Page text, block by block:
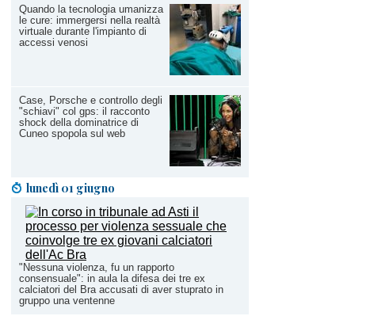
Quando la tecnologia umanizza
le cure: immergersi nella realtà
virtuale durante l'impianto di
accessi venosi
Case, Porsche e controllo degli
"schiavi" col gps: il racconto
shock della dominatrice di
Cuneo spopola sul web
lunedì 01 giugno
"Nessuna violenza, fu un rapporto
consensuale": in aula la difesa dei tre ex
calciatori del Bra accusati di aver stuprato in
gruppo una ventenne